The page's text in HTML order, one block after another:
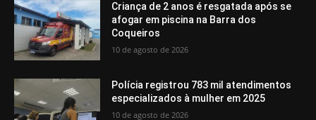
Criança de 2 anos é resgatada após se
afogar em piscina na Barra dos
Coqueiros
10 de agosto de 2026
Polícia registrou 783 mil atendimentos
especializados à mulher em 2025
10 de agosto de 2026